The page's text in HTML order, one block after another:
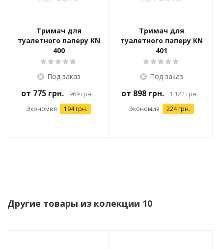
Тримач для
туалетного паперу KN
400
Под заказ
от 775 грн. 969 грн.
Экономия 194 грн.
Тримач для
туалетного паперу KN
401
Под заказ
от 898 грн. 1 122 грн.
Экономия 224 грн.
Другие товары из колекции 10